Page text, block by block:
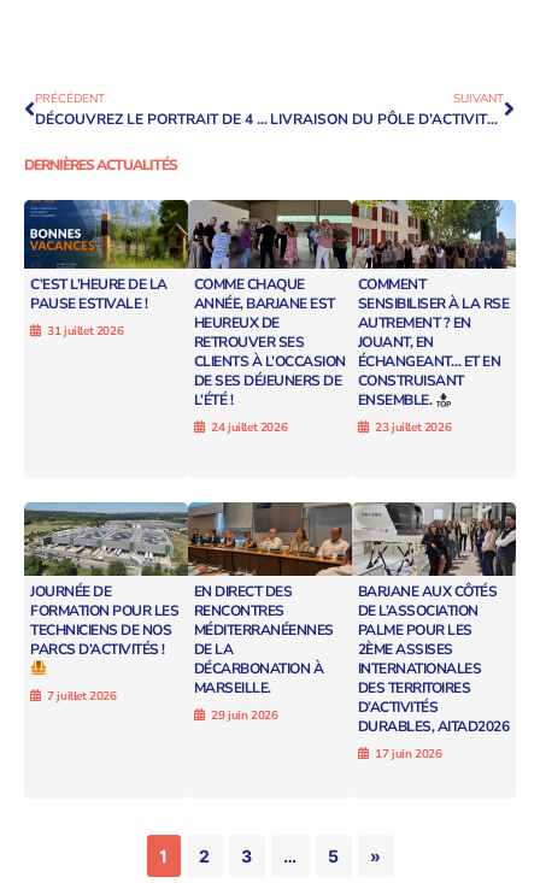
PRÉCÉDENT
DÉCOUVREZ LE PORTRAIT DE 4 COLLABORATRICES BARJANE
SUIVANT
LIVRAISON DU PÔLE D’ACTIVITÉS, DE VIE ET DE SERVICES BARJANE À RÉAU
DERNIÈRES ACTUALITÉS
C’EST L’HEURE DE LA
PAUSE ESTIVALE !
31 juillet 2026
COMME CHAQUE
ANNÉE, BARJANE EST
HEUREUX DE
RETROUVER SES
CLIENTS À L’OCCASION
DE SES DÉJEUNERS DE
L’ÉTÉ !
24 juillet 2026
COMMENT
SENSIBILISER À LA RSE
AUTREMENT ? EN
JOUANT, EN
ÉCHANGEANT… ET EN
CONSTRUISANT
ENSEMBLE.
23 juillet 2026
JOURNÉE DE
FORMATION POUR LES
TECHNICIENS DE NOS
PARCS D’ACTIVITÉS !
7 juillet 2026
EN DIRECT DES
RENCONTRES
MÉDITERRANÉENNES
DE LA
DÉCARBONATION À
MARSEILLE.
29 juin 2026
BARJANE AUX CÔTÉS
DE L’ASSOCIATION
PALME POUR LES
2ÈME ASSISES
INTERNATIONALES
DES TERRITOIRES
D’ACTIVITÉS
DURABLES, AITAD2026
17 juin 2026
1 2 3 … 5 »